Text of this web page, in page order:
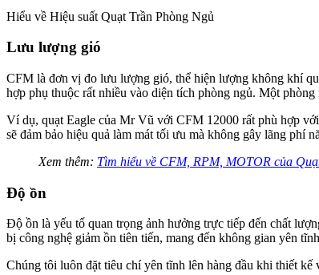
Hiểu về Hiệu suất Quạt Trần Phòng Ngủ
Lưu lượng gió
CFM là đơn vị đo lưu lượng gió, thể hiện lượng không khí
hợp phụ thuộc rất nhiều vào diện tích phòng ngủ. Một
Ví dụ, quạt Eagle của Mr Vũ với CFM 12000 rất phù hợp
sẽ đảm bảo hiệu quả làm mát tối ưu mà không gây lãng phí
Xem thêm: Tìm hiểu về CFM, RPM, MOTOR của
Độ ồn
Độ ồn là yếu tố quan trọng ảnh hưởng trực tiếp đến chất
bị công nghệ giảm ồn tiên tiến, mang đến không gian yên
Chúng tôi luôn đặt tiêu chí yên tĩnh lên hàng đầu khi thiết kế